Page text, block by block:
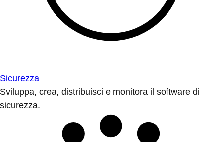
Sicurezza
Sviluppa, crea, distribuisci e monitora il software di
sicurezza.